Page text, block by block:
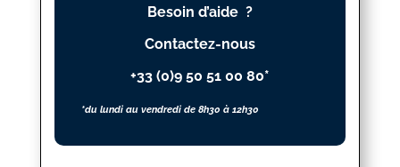
Besoin d’aide ?
Contactez-nous
+33 (0)9 50 51 00 80*
*du lundi au vendredi de 8h30 à 12h30